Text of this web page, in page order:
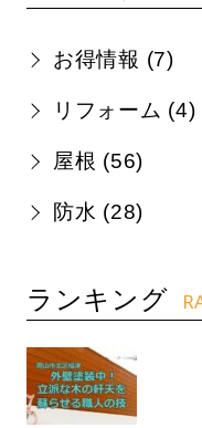
お得情報 (7)
リフォーム (4)
屋根 (56)
防水 (28)
ランキング